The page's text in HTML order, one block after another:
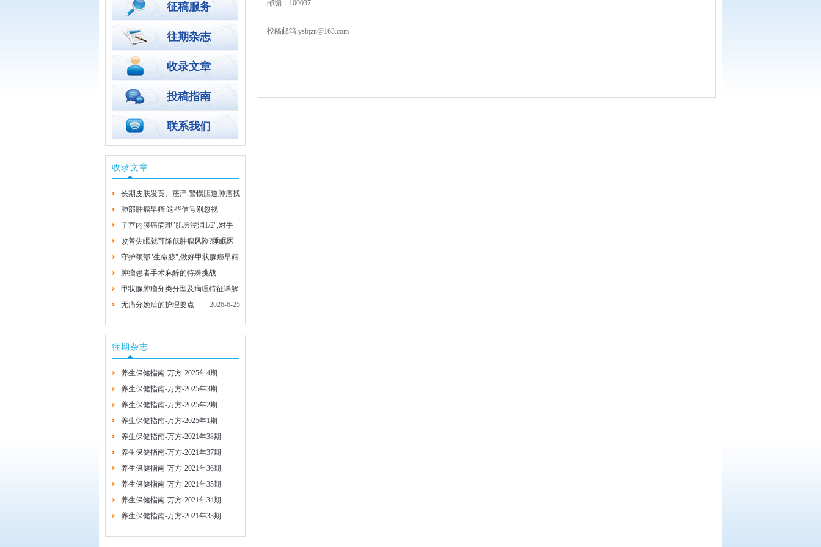
征稿服务
往期杂志
收录文章
投稿指南
联系我们
收录文章
长期皮肤发黄、瘙痒,警惕胆道肿瘤找
上门
2026-8-4
肺部肿瘤早筛:这些信号别忽视
2026-8-4
子宫内膜癌病理"肌层浸润1/2",对手
术方案有啥影响?
2026-7-29
改善失眠就可降低肿瘤风险?睡眠医
学专家的实用建议
2026-7-29
守护颈部"生命腺",做好甲状腺癌早筛
早防
2026-7-29
肿瘤患者手术麻醉的特殊挑战
2026-7-29
甲状腺肿瘤分类分型及病理特征详解
2026-6-25
无痛分娩后的护理要点 2026-6-25
往期杂志
养生保健指南-万方-2025年4期
养生保健指南-万方-2025年3期
养生保健指南-万方-2025年2期
养生保健指南-万方-2025年1期
养生保健指南-万方-2021年38期
养生保健指南-万方-2021年37期
养生保健指南-万方-2021年36期
养生保健指南-万方-2021年35期
养生保健指南-万方-2021年34期
养生保健指南-万方-2021年33期
邮编：100037
投稿邮箱:ysbjzn@163.com